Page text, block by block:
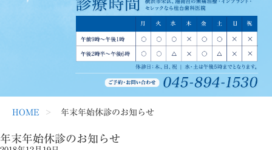
HOME 年末年始休診のお知らせ
年末年始休診のお知らせ